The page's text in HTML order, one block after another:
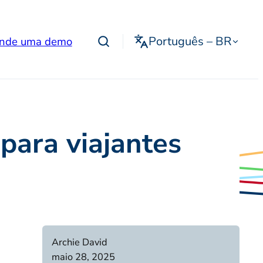
uma demo Português – BR
viajantes
Archie David
maio 28, 2025